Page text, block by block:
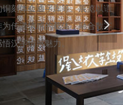
刻体会通字库等。展览以语
传递情感的载体，融合数字
汉字情感魅力。
넲